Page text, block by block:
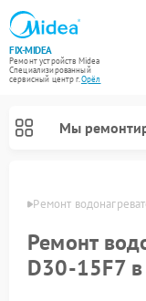
FIX-MIDEA
Ремонт устройств Midea
Специализированный
cервисный центр г.Орёл
Мы
Орле Ремонт
Ремонт
D30-15F7